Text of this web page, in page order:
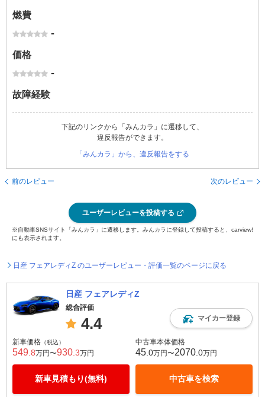
燃費
-
価格
-
故障経験
下記のリンクから「みんカラ」に遷移して、
違反報告ができます。
「みんカラ」から、違反報告をする
前のレビュー 次のレビュー
ユーザーレビューを投稿する
※自動車SNSサイト「みんカラ」に遷移します。みんカラに登録して投稿すると、carview!
にも表示されます。
日産 フェアレディZ のユーザーレビュー・評価一覧のページに戻る
日産 フェアレディZ
総合評価
4.4 マイカー登録
新車価格 （税込）
549 .8万円〜930 .3万円
新車見積もり(無料)
中古車本体価格
45 .0万円〜2070 .0万円
中古車を検索